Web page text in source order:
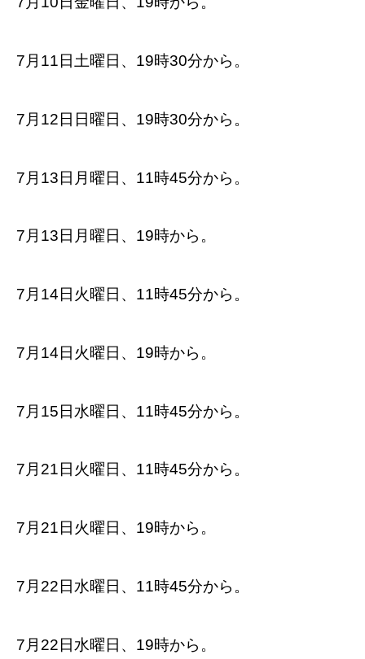
7月11日土曜日、19時30分から。
7月12日日曜日、19時30分から。
7月13日月曜日、11時45分から。
7月13日月曜日、19時から。
7月14日火曜日、11時45分から。
7月14日火曜日、19時から。
7月15日水曜日、11時45分から。
7月21日火曜日、11時45分から。
7月21日火曜日、19時から。
7月22日水曜日、11時45分から。
7月22日水曜日、19時から。